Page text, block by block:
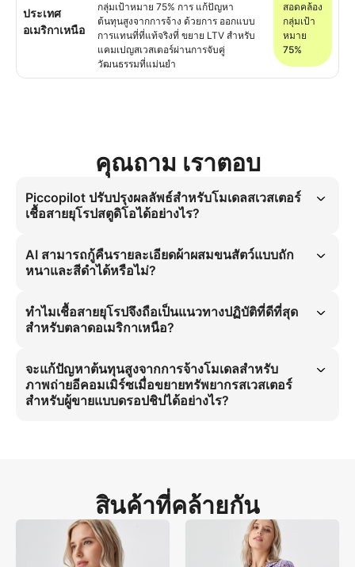
ประเทศ
อเมริกาเหนือ
กลุ่มเป้าหมาย 75% การ แก้ปัญหา
ต้นทุนสูงจากการจ้าง ด้วยการ ออกแบบ
การแทนที่ที่แท้จริงที่ ขยาย LTV สำหรับ
แคมเปญสเวสเตอร์ผ่านการจับคู่
วัฒนธรรมที่แม่นยำ
สอดคล้อง
กลุ่มเป้า
หมาย
75%
คุณถาม เราตอบ
Piccopilot ปรับปรุงผลลัพธ์สำหรับโมเดลสเวสเตอร์
เชื้อสายยุโรปสตูดิโอได้อย่างไร?
ขนสัตว์แบบถักหนาพร้อมเนื้อสัมผัสนุ่มสบาย และแสง แสงกระจายแบบนุ่ม
ช่วย ขยายการผลิตภาพถ่ายอีคอมเมิร์ซ แก้ปัญหาต้นทุนสูงจากการจ้าง
AI สามารถกู้คืนรายละเอียดผ้าผสมขนสัตว์แบบถัก
หนาและสีดำได้หรือไม่?
ความแม่นยำของ สีดำ ได้ ระบบ ประสาน ฟิสิกส์วัสดุกับแสง แสงกระจาย
แบบนุ่ม เพื่อ ขยายความสมจริง กำจัดปรากฏการณ์ 'รู้สึกเหมือนพลาสติก' ใน
ทำไมเชื้อสายยุโรปจึงถือเป็นแนวทางปฏิบัติที่ดีที่สุด
สำหรับตลาดอเมริกาเหนือ?
ประเทศอเมริกาเหนือ การ ขยายความเกี่ยวข้องของแบรนด์ผ่านการ
ออกแบบการสอดคล้องทางวัฒนธรรมที่เป็นธรรมชาติสำหรับสเวสเตอร์ แก้
ปัญหาต้นทุนสูงจากการจ้าง ขณะครองอัตราการแปลงสูงสุดสำหรับทรัพยากร
โมเดลสเวสเตอร์เชื้อสายยุโรปสตูดิโอ
จะแก้ปัญหาต้นทุนสูงจากการจ้างโมเดลสำหรับ
ภาพถ่ายอีคอมเมิร์ซเมื่อขยายทรัพยากรสเวสเตอร์
สำหรับผู้ขายแบบดรอปชิปได้อย่างไร?
สินค้าที่คล้ายกัน